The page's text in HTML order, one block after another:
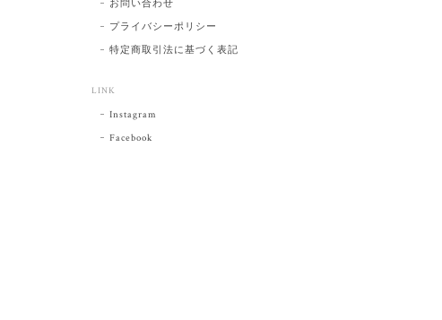
お問い合わせ
プライバシーポリシー
特定商取引法に基づく表記
LINK
Instagram
Facebook